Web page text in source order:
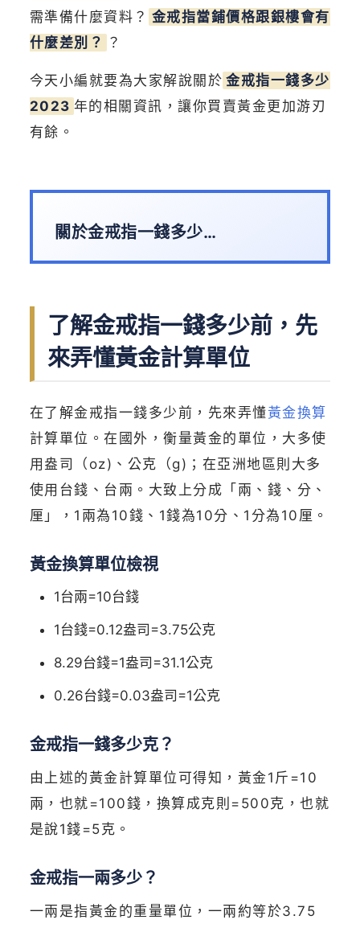
需準備什麼資料？ 金戒指當鋪價格跟銀樓會有
什麼差別？ ？
今天小編就要為大家解說關於 金戒指一錢多少
2023 年的相關資訊，讓你買賣黃金更加游刃
有餘。
關於金戒指一錢多少…
了解金戒指一錢多少前，先
來弄懂黃金計算單位
在了解金戒指一錢多少前，先來弄懂黃金換算
計算單位。在國外，衡量黃金的單位，大多使
用盎司（oz)、公克（g)；在亞洲地區則大多
使用台錢、台兩。大致上分成「兩、錢、分、
厘」，1兩為10錢、1錢為10分、1分為10厘。
黃金換算單位檢視
1台兩=10台錢
1台錢=0.12盎司=3.75公克
8.29台錢=1盎司=31.1公克
0.26台錢=0.03盎司=1公克
金戒指一錢多少克？
由上述的黃金計算單位可得知，黃金1斤=10
兩，也就=100錢，換算成克則=500克，也就
是說1錢=5克。
金戒指一兩多少？
一兩是指黃金的重量單位，一兩約等於3.75